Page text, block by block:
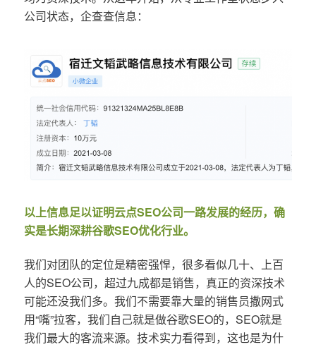
公司状态，企查查信息：
以上信息足以证明云点SEO公司一路发展的经历，确
实是长期深耕谷歌SEO优化行业。
我们对团队的定位是精密强悍，很多看似几十、上百
人的SEO公司，超过九成都是销售，真正的资深技术
可能还没我们多。我们不需要靠大量的销售员撒网式
用“嘴”拉客，我们自己就是做谷歌SEO的，SEO就是
我们最大的客流来源。技术实力看得到，这也是为什